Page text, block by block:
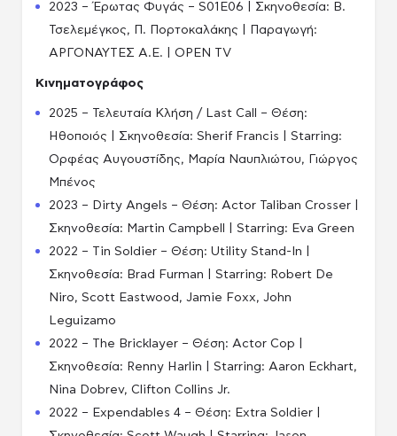
2023 – Έρωτας Φυγάς – S01E06 | Σκηνοθεσία: Β.
Τσελεμέγκος, Π. Πορτοκαλάκης | Παραγωγή:
ΑΡΓΟΝΑΥΤΕΣ Α.Ε. | OPEN TV
Κινηματογράφος
2025 – Τελευταία Κλήση / Last Call – Θέση:
Ηθοποιός | Σκηνοθεσία: Sherif Francis | Starring:
Ορφέας Αυγουστίδης, Μαρία Ναυπλιώτου, Γιώργος
Μπένος
2023 – Dirty Angels – Θέση: Actor Taliban Crosser |
Σκηνοθεσία: Martin Campbell | Starring: Eva Green
2022 – Tin Soldier – Θέση: Utility Stand-In |
Σκηνοθεσία: Brad Furman | Starring: Robert De
Niro, Scott Eastwood, Jamie Foxx, John
Leguizamo
2022 – The Bricklayer – Θέση: Actor Cop |
Σκηνοθεσία: Renny Harlin | Starring: Aaron Eckhart,
Nina Dobrev, Clifton Collins Jr.
2022 – Expendables 4 – Θέση: Extra Soldier |